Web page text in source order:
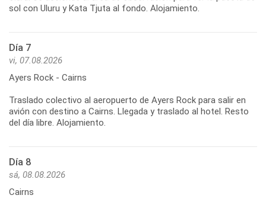
Día 7
vi, 07.08.2026
Ayers Rock - Cairns
Traslado colectivo al aeropuerto de Ayers Rock para salir en
avión con destino a Cairns. Llegada y traslado al hotel. Resto
Día 8
sá, 08.08.2026
Cairns